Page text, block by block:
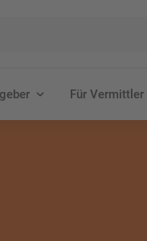
Für Vermittler